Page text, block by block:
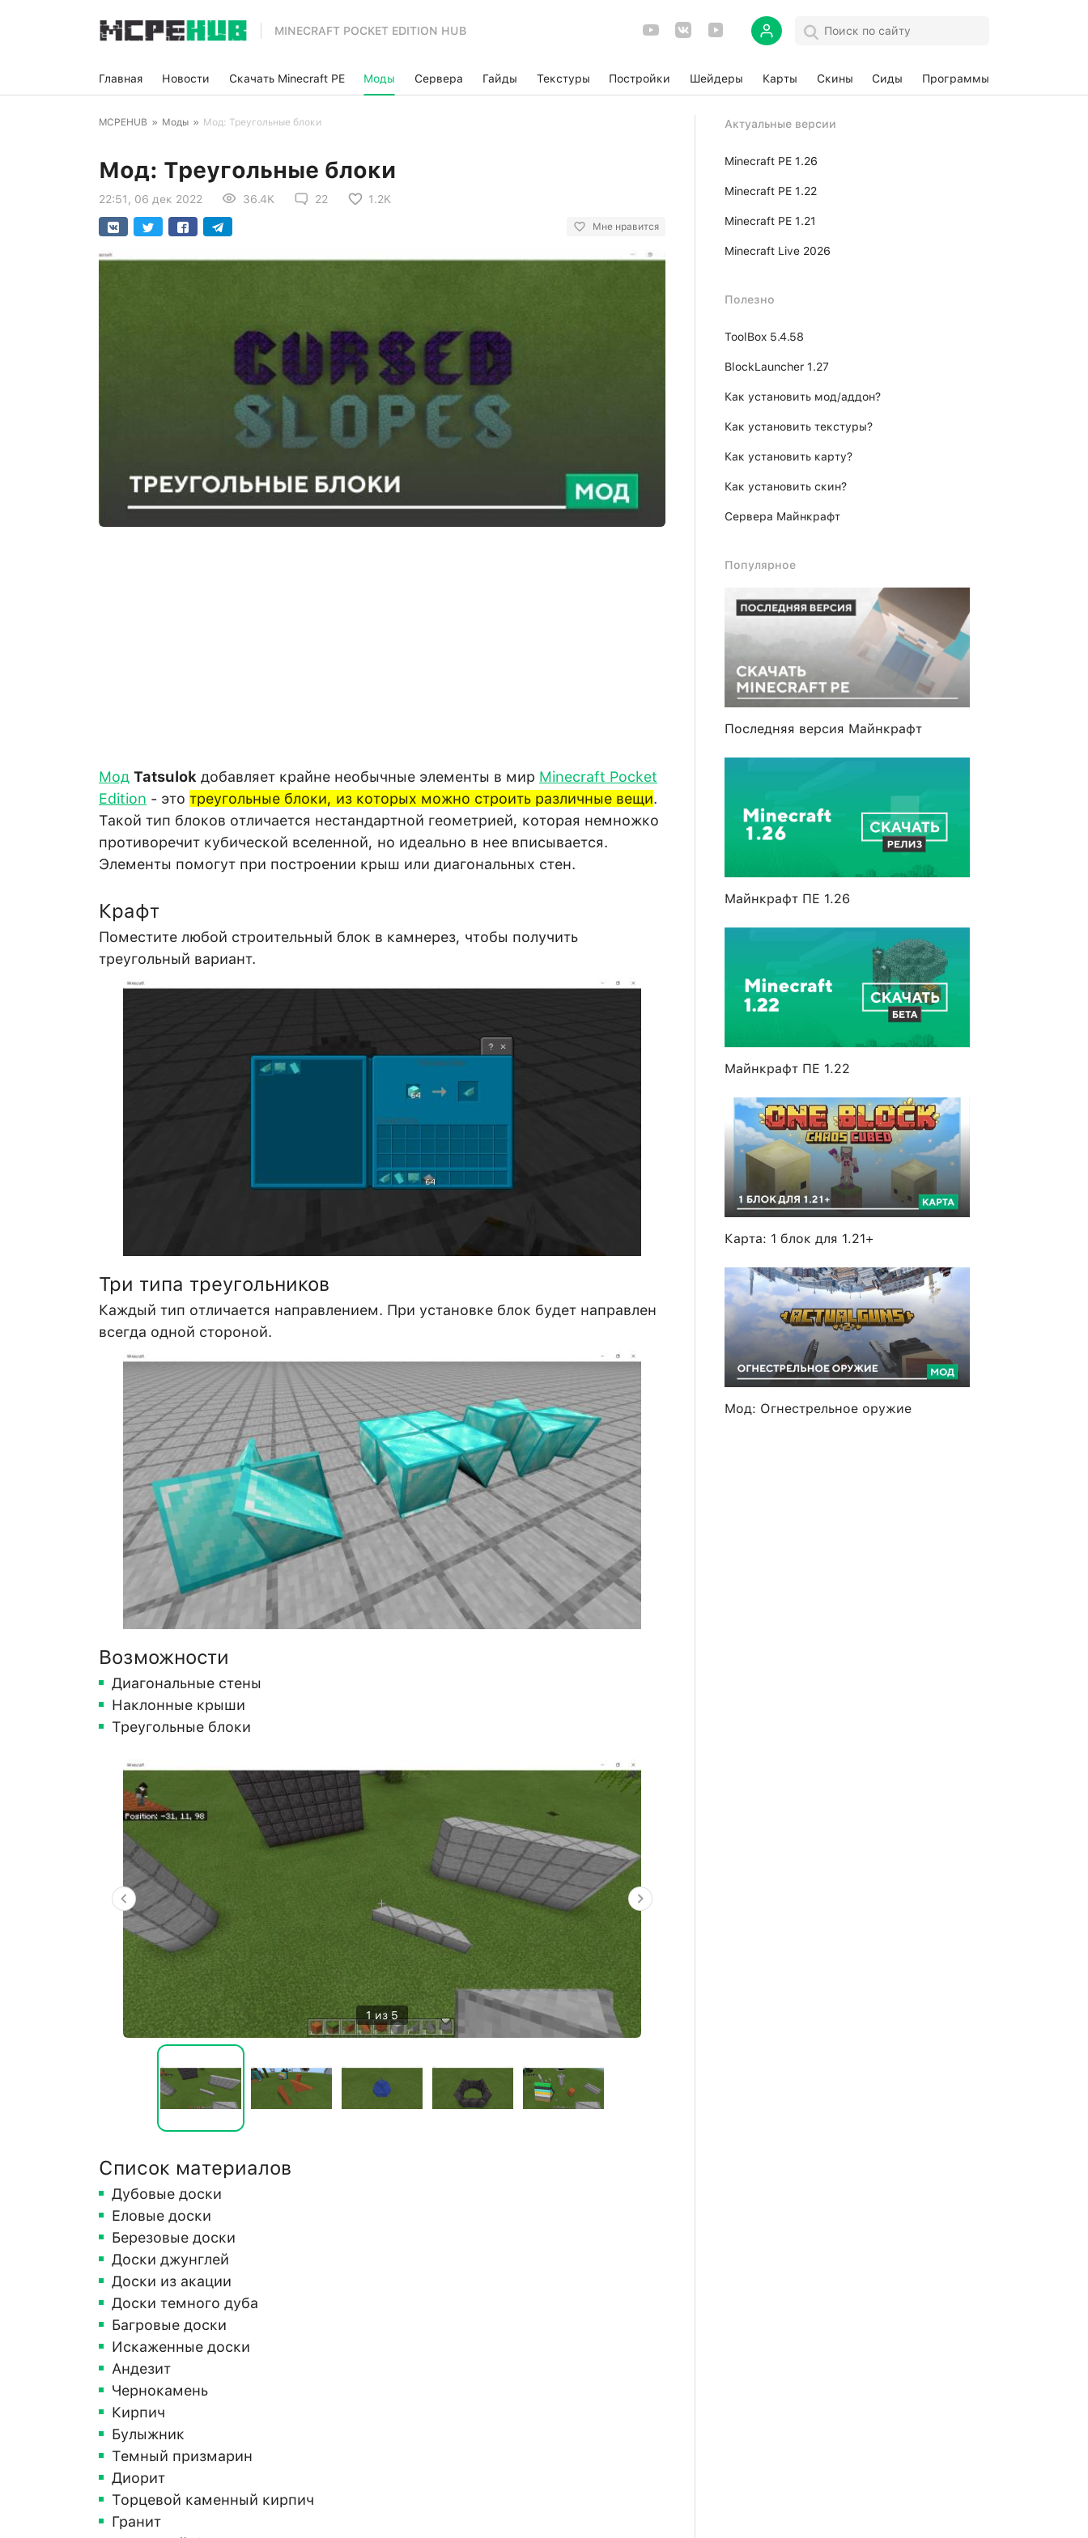
MINECRAFT POCKET EDITION HUB
Главная Новости Скачать Minecraft PE Моды Сервера Гайды Текстуры Постройки Шейдеры Карты Скины Сиды Программы
MCPEHUB » Моды » Мод: Треугольные блоки
Мод: Треугольные блоки
22:51, 06 дек 2022 36.4K 22 1.2K
Мне нравится
Мод Tatsulok добавляет крайне необычные элементы в мир Minecraft Pocket
Edition - это треугольные блоки, из которых можно строить различные вещи.
Такой тип блоков отличается нестандартной геометрией, которая немножко
противоречит кубической вселенной, но идеально в нее вписывается.
Элементы помогут при построении крыш или диагональных стен.
Крафт
Поместите любой строительный блок в камнерез, чтобы получить
треугольный вариант.
Три типа треугольников
Каждый тип отличается направлением. При установке блок будет направлен
всегда одной стороной.
Возможности
Диагональные стены
Наклонные крыши
Треугольные блоки
1 из 5
Список материалов
Дубовые доски
Еловые доски
Березовые доски
Доски джунглей
Доски из акации
Доски темного дуба
Багровые доски
Искаженные доски
Андезит
Чернокамень
Кирпич
Булыжник
Темный призмарин
Диорит
Торцевой каменный кирпич
Гранит
Актуальные версии
Minecraft PE 1.26
Minecraft PE 1.22
Minecraft PE 1.21
Minecraft Live 2026
Полезно
ToolBox 5.4.58
BlockLauncher 1.27
Как установить мод/аддон?
Как установить текстуры?
Как установить карту?
Как установить скин?
Сервера Майнкрафт
Популярное
Последняя версия Майнкрафт
Майнкрафт ПЕ 1.26
Майнкрафт ПЕ 1.22
Карта: 1 блок для 1.21+
Мод: Огнестрельное оружие